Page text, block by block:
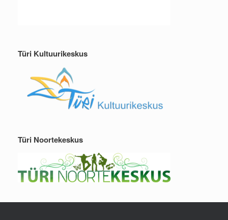
Türi Kultuurikeskus
Türi Noortekeskus